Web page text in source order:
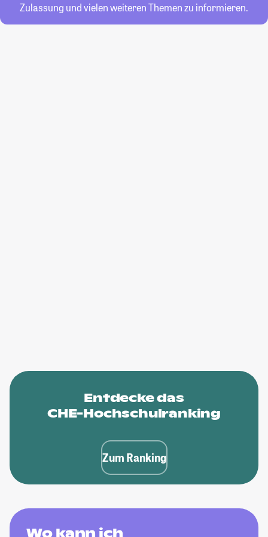
Zulassung und vielen weiteren Themen zu informieren.
Entdecke das
CHE-Hochschulranking
Zum Ranking
Wo kann ich